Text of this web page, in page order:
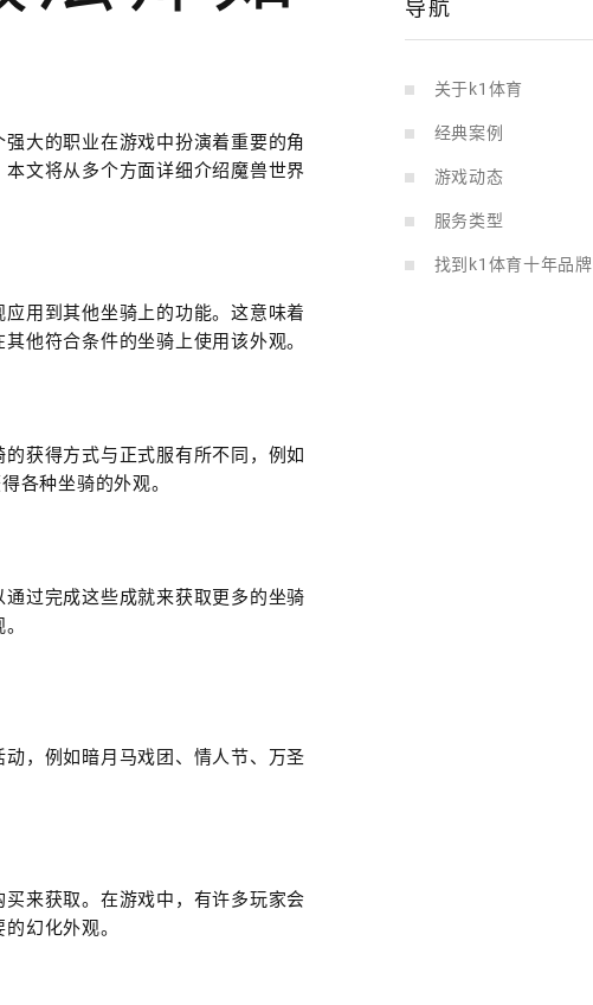
大的职业在游戏中扮演着重要的角
文将从多个方面详细介绍魔兽世界
用到其他坐骑上的功能。这意味着
他符合条件的坐骑上使用该外观。
获得方式与正式服有所不同，例如
各种坐骑的外观。
过完成这些成就来获取更多的坐骑
，例如暗月马戏团、情人节、万圣
来获取。在游戏中，有许多玩家会
幻化外观。
导航
关于k1体育
经典案例
游戏动态
服务类型
找到k1体育十年品牌